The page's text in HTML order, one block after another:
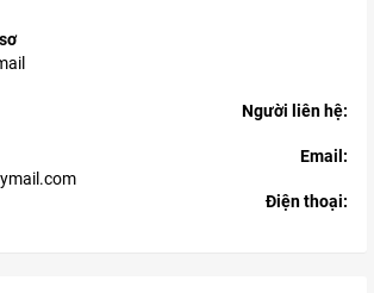
Người liên hệ:
Email:
Điện thoại: